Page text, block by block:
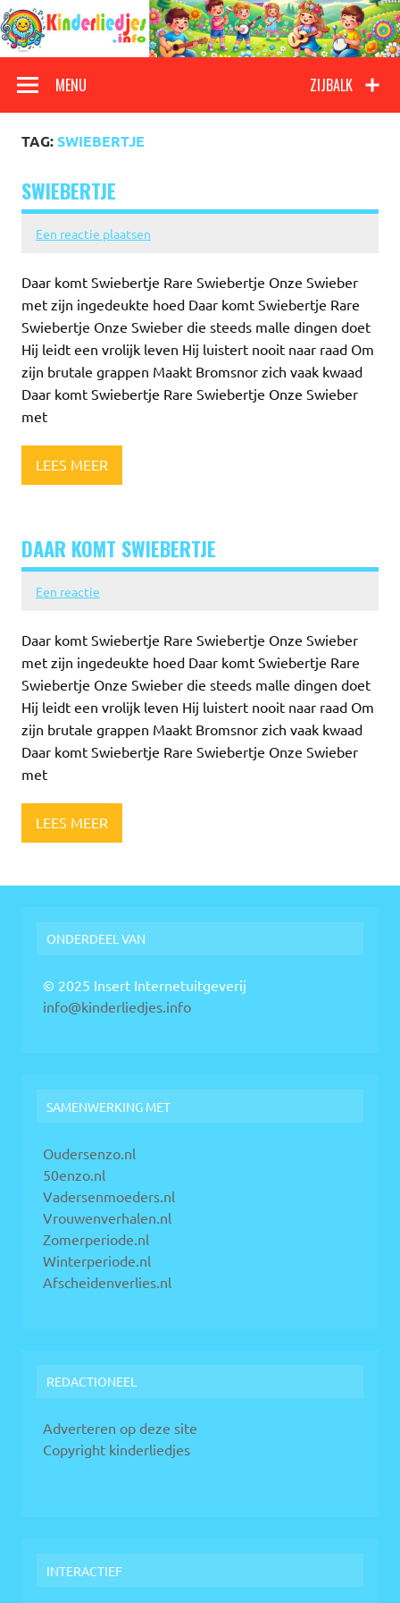
Doorgaan
naar
inhoud
Kinderliedjes
ZIJBALK
MENU
TAG:SWIEBERTJE
SWIEBERTJE
Een reactie plaatsen
Daar komt Swiebertje Rare Swiebertje Onze Swieber
met zijn ingedeukte hoed Daar komt Swiebertje Rare
Swiebertje Onze Swieber die steeds malle dingen doet
Hij leidt een vrolijk leven Hij luistert nooit naar raad Om
zijn brutale grappen Maakt Bromsnor zich vaak kwaad
Daar komt Swiebertje Rare Swiebertje Onze Swieber
met
LEES MEER
DAAR KOMT SWIEBERTJE
Een reactie
Daar komt Swiebertje Rare Swiebertje Onze Swieber
met zijn ingedeukte hoed Daar komt Swiebertje Rare
Swiebertje Onze Swieber die steeds malle dingen doet
Hij leidt een vrolijk leven Hij luistert nooit naar raad Om
zijn brutale grappen Maakt Bromsnor zich vaak kwaad
Daar komt Swiebertje Rare Swiebertje Onze Swieber
met
LEES MEER
ONDERDEEL VAN
© 2025 Insert Internetuitgeverij
info@kinderliedjes.info
SAMENWERKING MET
Oudersenzo.nl
50enzo.nl
Vadersenmoeders.nl
Vrouwenverhalen.nl
Zomerperiode.nl
Winterperiode.nl
Afscheidenverlies.nl
REDACTIONEEL
Adverteren op deze site
Copyright kinderliedjes
INTERACTIEF